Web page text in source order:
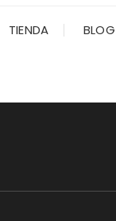
TIENDA BLOG